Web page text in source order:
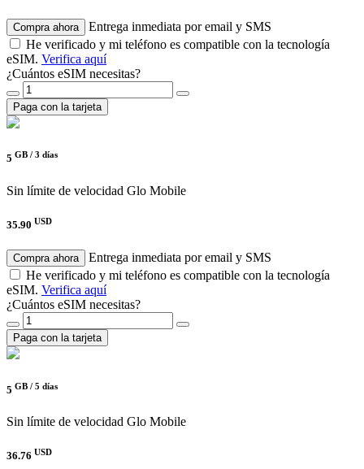
Compra ahora
Entrega inmediata por email y SMS
He verificado y mi teléfono es compatible con la tecnología
eSIM. Verifica aquí
¿Cuántos eSIM necesitas?
Paga con la tarjeta
5 GB / 3 días
Sin límite de velocidad Glo Mobile
35.90 USD
Compra ahora
Entrega inmediata por email y SMS
He verificado y mi teléfono es compatible con la tecnología
eSIM. Verifica aquí
¿Cuántos eSIM necesitas?
Paga con la tarjeta
5 GB / 5 días
Sin límite de velocidad Glo Mobile
36.76 USD